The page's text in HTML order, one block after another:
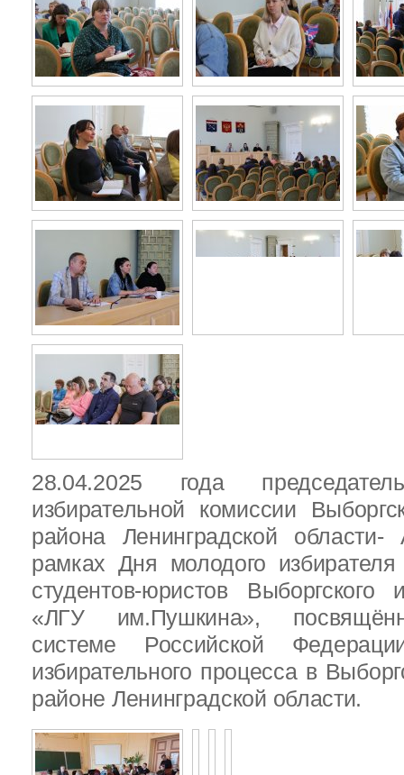
28.04.2025 года
избирательной комиссии
района Ленинградской
рамках Дня молодого
студентов-юристов Выборгского
«ЛГУ им.Пушкина»,
системе Российской
избирательного процесса в
районе Ленинградской области.